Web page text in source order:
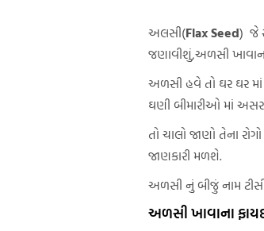
અલસી(Flax Seed) જે
જણાવીશું,અળસી
અળસી હવે તો ઘર ઘર
ઘણી બીમારીઓ માં
તો ચાલો જાણો તેના
જાણકારી મળશે.
અળસી નું બીજું નામ
અળસી ખાવાના